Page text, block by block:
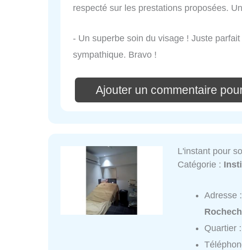
respecté sur les prestations proposées.
- Un superbe soin du visage ! Juste
sympathique. Bravo !
Ajouter un commentaire
L'instant pour
Catégorie :
Adresse
Quartier :